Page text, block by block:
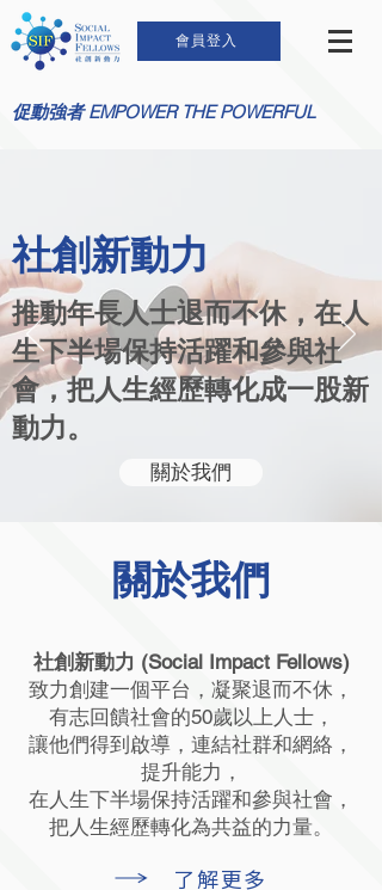
會員登入
促動強者 EMPOWER THE POWERFUL
社創新動力
推動年長人士退而不休，在人
生下半場保持活躍和參與社
會，把人生經歷轉化成一股新
動力。
關於我們
​關於我們
社創新動力 (Social Impact Fellows)
致力創建一個平台，凝聚退而不休，
有志回饋社會的50歲以上人士，
讓他們得到啟導，連結社群和網絡，
提升能力，
在人生下半場保持活躍和參與社會，
把人生經歷轉化為共益的力量。
了解更多